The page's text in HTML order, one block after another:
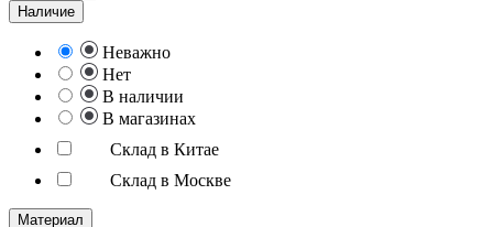
Наличие
Неважно
Нет
В наличии
В магазинах
Склад в Китае
Склад в Москве
Материал